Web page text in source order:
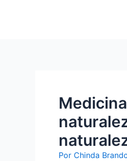
Por Chinda